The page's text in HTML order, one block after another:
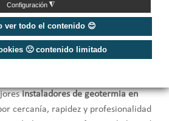
Configuración ◮
ver todo el contenido 😊
🙁 contenido limitado
instaladores de geotermia en
cercanía, rapidez y profesionalidad